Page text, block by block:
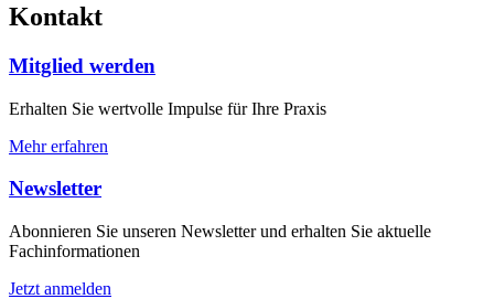
Kontakt
Mitglied werden
Erhalten Sie wertvolle Impulse für Ihre Praxis
Mehr erfahren
Newsletter
Abonnieren Sie unseren Newsletter und erhalten Sie aktuelle
Fachinformationen
Jetzt anmelden